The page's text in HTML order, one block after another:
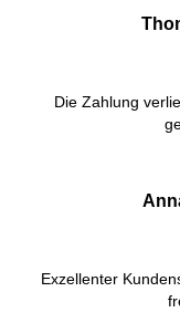
Die Zahlung
Exzellenter